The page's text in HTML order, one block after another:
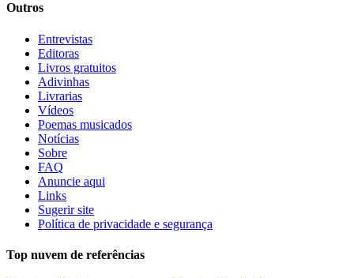
Outros
Entrevistas
Editoras
Livros gratuitos
Adivinhas
Livrarias
Vídeos
Poemas musicados
Notícias
Sobre
FAQ
Anuncie aqui
Links
Sugerir site
Política de privacidade e segurança
Top nuvem de referências